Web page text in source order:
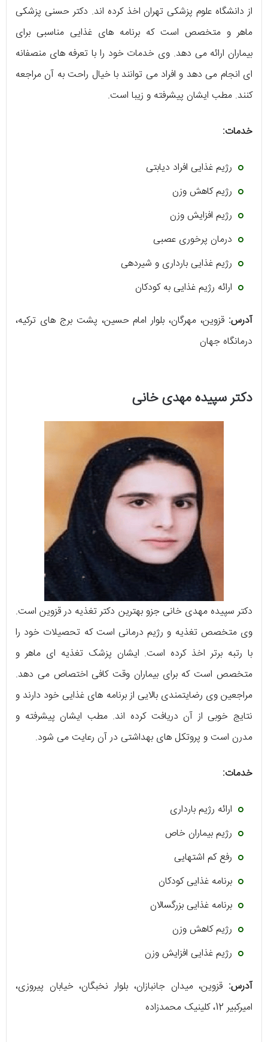
از دانشگاه علوم پزشکی تهران اخذ کرده اند. دکتر حسنی پزشکی
ماهر و متخصص است که برنامه های غذایی مناسبی برای
بیماران ارائه می دهد. وی خدمات خود را با تعرفه های منصفانه
ای انجام می دهد و افراد می توانند با خیال راحت به آن مراجعه
کنند. مطب ایشان پیشرفته و زیبا است.
خدمات:
رژیم غذایی افراد دیابتی
رژیم کاهش وزن
رژیم افزایش وزن
درمان پرخوری عصبی
رژیم غذایی بارداری و شیردهی
ارائه رژیم غذایی به کودکان
آدرس: قزوین، مهرگان، بلوار امام حسین، پشت برج های ترکیه،
درمانگاه جهان
دکتر سپیده مهدی خانی
دکتر سپیده مهدی خانی جزو بهترین دکتر تغذیه در قزوین است.
وی متخصص تغذیه و رژیم درمانی است که تحصیلات خود را
با رتبه برتر اخذ کرده است. ایشان پزشک تغذیه ای ماهر و
متخصص است که برای بیماران وقت کافی اختصاص می دهد.
مراجعین وی رضایتمندی بالایی از برنامه های غذایی خود دارند و
نتایج خوبی از آن دریافت کرده اند. مطب ایشان پیشرفته و
مدرن است و پروتکل های بهداشتی در آن رعایت می شود.
خدمات:
ارائه رژیم بارداری
رژیم بیماران خاص
رفع کم اشتهایی
برنامه غذایی کودکان
برنامه غذایی بزرگسالان
رژیم کاهش وزن
رژیم غذایی افزایش وزن
آدرس: قزوین، میدان جانبازان، بلوار نخبگان، خیابان پیروزی،
امیرکبیر 12، کلینیک محمدزاده